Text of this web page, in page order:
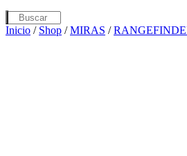
Inicio / Shop /MIRAS /